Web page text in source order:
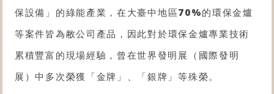
保設備 」的綠能產業，在大臺中地區70%的環保金爐
等案件皆為敝公司產品，因此對於環保金爐專業技術
累積豐富的現場經驗，曾在世界發明展（國際發明
展）中多次榮獲「金牌」、「銀牌」等殊榮。